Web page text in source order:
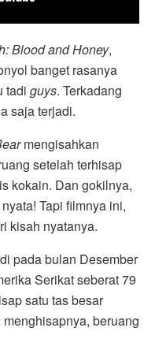
Blood and Honey,
banget rasanya
tadi guys. Terkadang
saja terjadi.
mengisahkan
setelah terhisap
kokain. Dan gokilnya,
Tapi filmnya ini,
kisah nyatanya.
pada bulan Desember
Serikat seberat 79
satu tas besar
beruang